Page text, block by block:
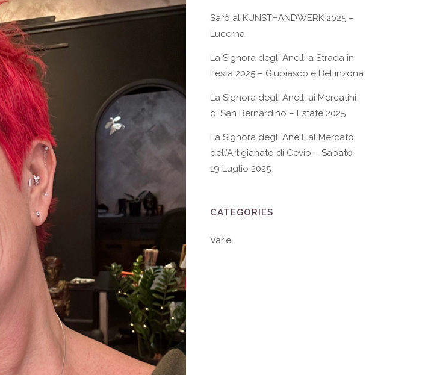
Sarò al KUNSTHANDWERK 2025 –
Lucerna
La Signora degli Anelli a Strada in
Festa 2025 – Giubiasco e Bellinzona
La Signora degli Anelli ai Mercatini
di San Bernardino – Estate 2025
La Signora degli Anelli al Mercato
dell’Artigianato di Cevio – Sabato
19 Luglio 2025
CATEGORIES
Varie